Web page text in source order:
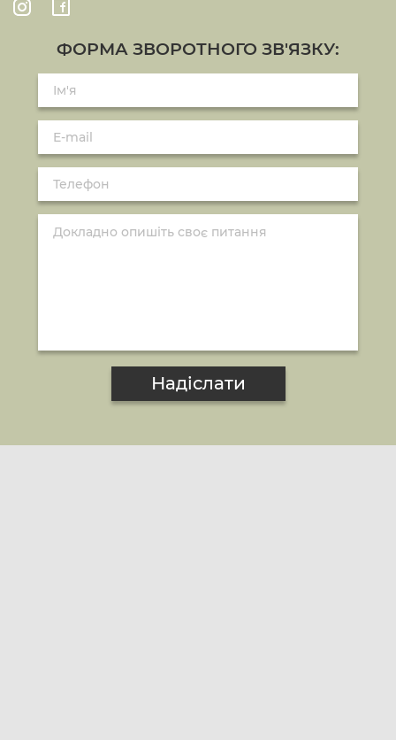
ФОРМА ЗВОРОТНОГО ЗВ'ЯЗКУ:
Надіслати